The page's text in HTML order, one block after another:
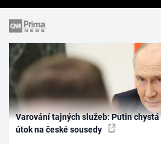
Varování tajných služeb: Putin chystá
útok na české sousedy